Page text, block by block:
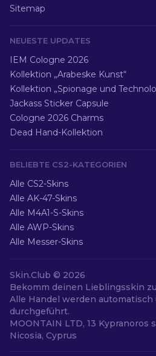
Sitemap
NEUESTE UPDATES
IEM Cologne 2026
Kollektion „Arabeske Kunst“
Kollektion „Spionage und
Jackass Sticker Capsule
Cologne 2026 Charms
Dead Hand-Kollektion
BELIEBTE CS2-KATEGORIEN
Alle CS2-Skins
Alle AK-47-Skins
Alle M4A1-S-Skins
Alle AWP-Skins
Alle Messer-Skins
Skin.Club © 2026
Bekomm deinen Lieblingsskin
Alle Handel werden automatisch
durchgeführt.
MOONTAIN LTD, 13 Kypranoros
Nicosia, Cyprus